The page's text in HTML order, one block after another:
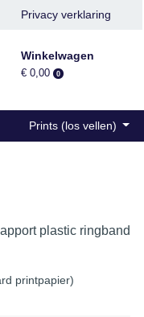
Privacy verklaring
Winkelwagen
€ 0,00 0
Prints (los vellen)
plastic ringband
printpapier)